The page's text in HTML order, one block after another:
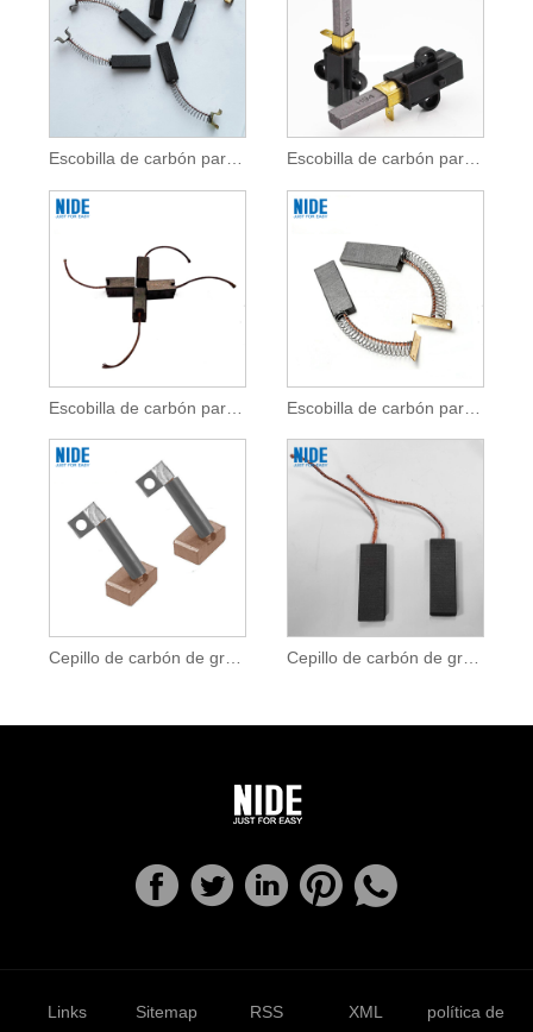
Escobilla de carbón para motor de bomba de agua para motor de CC
Escobilla de carbón para motor de bomba RO
Cepillo de carbón de grafito eléctrico para motor de CC
Links Sitemap RSS XML política de